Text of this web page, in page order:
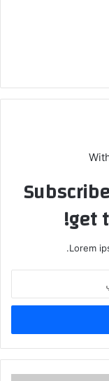
get
Lorem